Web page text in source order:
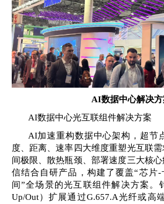
AI数据中心解决方
AI数据中心光互联组件解决方案
AI加速重构数据中心架构，超节
度、距离、速率四大维度重塑光互联
间极限、散热瓶颈、部署速度三大核
信结合自研产品，构建了覆盖“芯片
间”全场景的光互联组件解决方案。
Up/Out）扩展通过G.657.A光纤或高